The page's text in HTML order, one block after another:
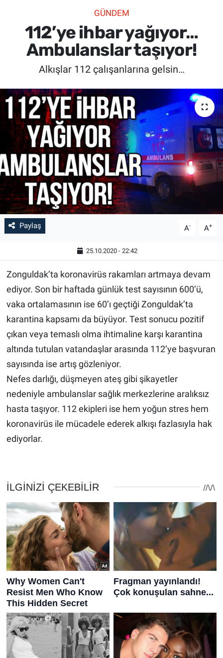
GÜNDEM
112’ye ihbar yağıyor…
Ambulanslar taşıyor!
Alkışlar 112 çalışanlarına gelsin…
Paylaş A- A+
25.10.2020 - 22:42
Zonguldak’ta koronavirüs rakamları artmaya devam
ediyor. Son bir haftada günlük test sayısının 600’ü,
vaka ortalamasının ise 60’ı geçtiği Zonguldak’ta
karantina kapsamı da büyüyor. Test sonucu pozitif
çıkan veya temaslı olma ihtimaline karşı karantina
altında tutulan vatandaşlar arasında 112’ye başvuran
sayısında ise artış gözleniyor.
Nefes darlığı, düşmeyen ateş gibi şikayetler
nedeniyle ambulanslar sağlık merkezlerine aralıksız
hasta taşıyor. 112 ekipleri ise hem yoğun stres hem
koronavirüs ile mücadele ederek alkışı fazlasıyla hak
ediyorlar.
SPOR
SAĞLIK